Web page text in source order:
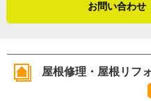
富山県中新川郡立山町の瓦
で施工された棟が多く、積
いといいます。
の技術と新しい時代への対
（2025年9月取材）
お問い合わせ
屋根修理・屋根リフ